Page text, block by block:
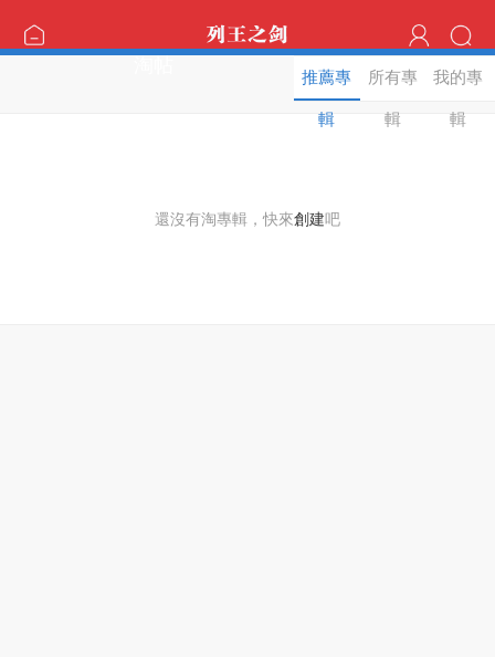
推薦專
輯
所有專
輯
我的專
輯
還沒有淘專輯，快來創建吧